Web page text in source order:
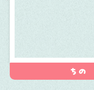
ちの